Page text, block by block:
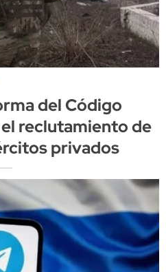
del Código
reclutamiento de
privados